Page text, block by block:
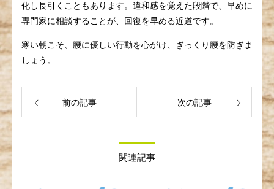
化し長引くこともあります。違和感を覚えた段階で、早めに
専門家に相談することが、回復を早める近道です。
寒い朝こそ、腰に優しい行動を心がけ、ぎっくり腰を防ぎま
しょう。
前の記事 次の記事
関連記事